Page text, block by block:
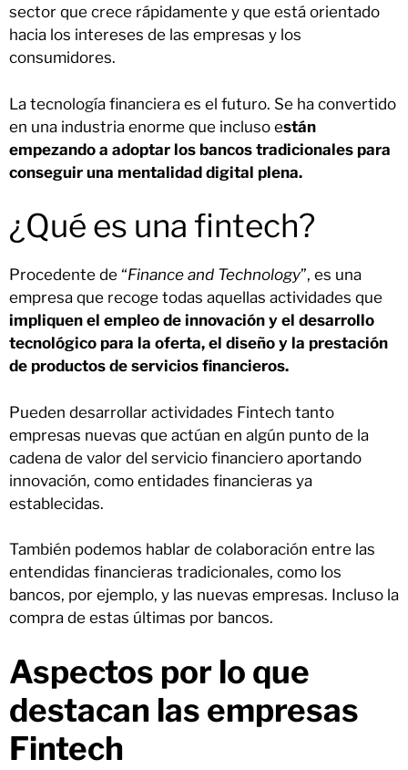
sector que crece rápidamente y que está orientado
hacia los intereses de las empresas y los
consumidores.
La tecnología financiera es el futuro. Se ha convertido
en una industria enorme que incluso están
empezando a adoptar los bancos tradicionales para
conseguir una mentalidad digital plena.
¿Qué es una fintech?
Procedente de “Finance and Technology”, es una
empresa que recoge todas aquellas actividades que
impliquen el empleo de innovación y el desarrollo
tecnológico para la oferta, el diseño y la prestación
de productos de servicios financieros.
Pueden desarrollar actividades Fintech tanto
empresas nuevas que actúan en algún punto de la
cadena de valor del servicio financiero aportando
innovación, como entidades financieras ya
establecidas.
También podemos hablar de colaboración entre las
entendidas financieras tradicionales, como los
bancos, por ejemplo, y las nuevas empresas. Incluso la
compra de estas últimas por bancos.
Aspectos por lo que
destacan las empresas
Fintech